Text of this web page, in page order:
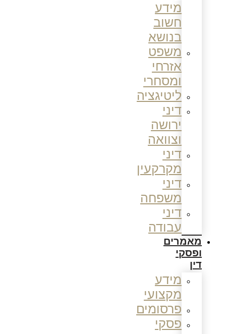
מידע
חשוב
בנושא
משפט
אזרחי
ומסחרי
ליטיגציה
דיני
ירושה
וצוואה
דיני
מקרקעין
דיני
משפחה
דיני
עבודה
מאמרים
ופסקי
דין
מידע
מקצועי
פרסומים
פסקי